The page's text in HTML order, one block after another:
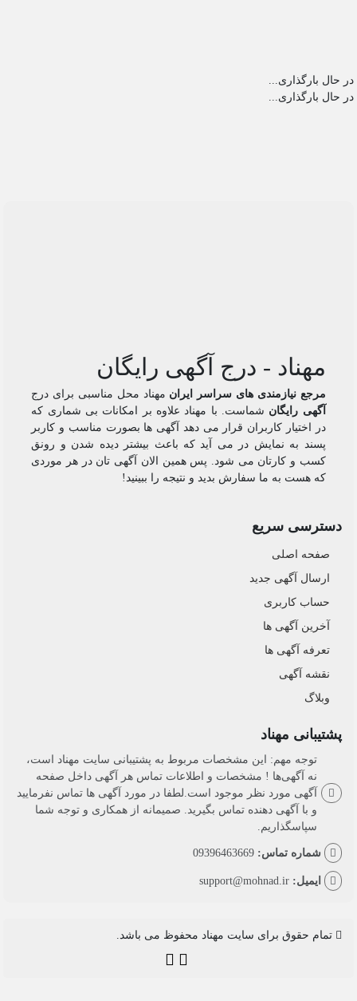
در حال بارگذاری...
در حال بارگذاری...
مهناد - درج آگهی رایگان
مرجع نیازمندی های سراسر ایران مهناد محل مناسبی برای درج
آگهی رایگان شماست. با مهناد علاوه بر امکانات بی شماری که
در اختیار کاربران قرار می دهد آگهی ها بصورت مناسب و کاربر
پسند به نمایش در می آید که باعث بیشتر دیده شدن و رونق
کسب و کارتان می شود. پس همین الان آگهی تان در هر موردی
که هست به ما سفارش بدید و نتیجه را ببینید!
دسترسی سریع
صفحه اصلی
ارسال‌ آگهی جدید
حساب کاربری
آخرین آگهی ها
تعرفه آگهی ها
نقشه آگهی
وبلاگ
پشتیبانی مهناد
توجه مهم: این مشخصات مربوط به پشتیبانی سایت مهناد است،
نه آگهی‌ها ! مشخصات و اطلاعات تماس هر آگهی داخل صفحه
آگهی مورد نظر موجود است.لطفا در مورد آگهی ها تماس نفرمایید
و با آگهی دهنده تماس بگیرید. صمیمانه از همکاری و توجه شما
سپاسگذاریم.
شماره تماس:09396463669
ایمیل:support@mohnad.ir
تمام حقوق برای سایت مهناد محفوظ می باشد.